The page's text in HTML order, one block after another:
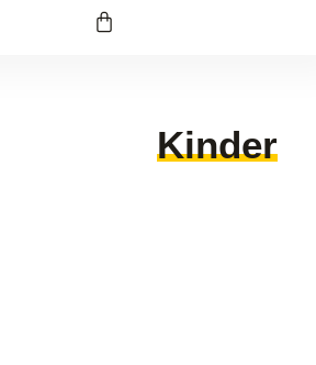
Kinder